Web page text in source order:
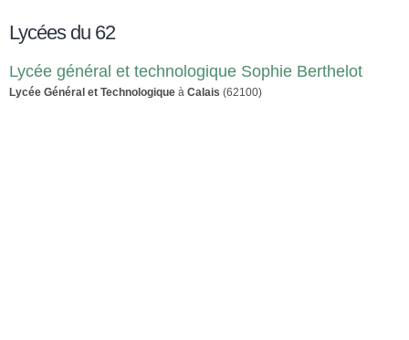
Lycées du 62
Lycée général et technologique Sophie Berthelot
Lycée Général et Technologique à Calais (62100)